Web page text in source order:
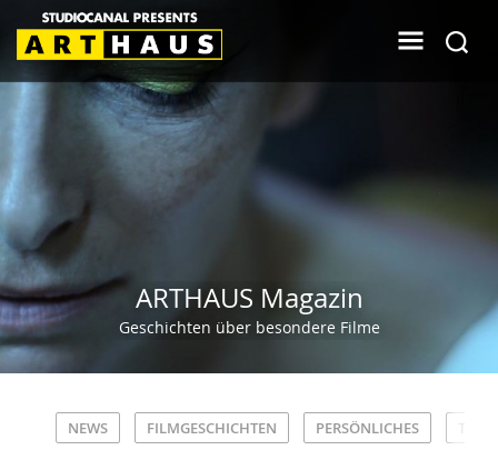
ARTHAUS Magazin
Geschichten über besondere Filme
NEWS FILMGESCHICHTEN PERSÖNLICHES